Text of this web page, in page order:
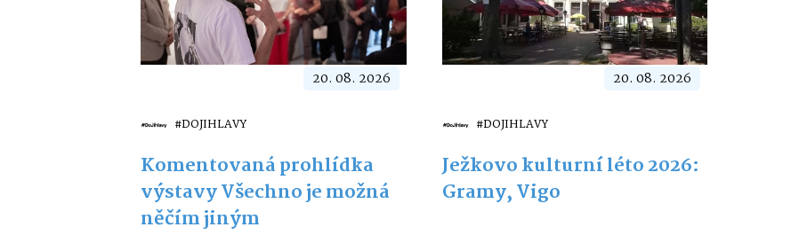
20. 08. 2026
#DOJIHLAVY
Komentovaná prohlídka
výstavy Všechno je možná
něčím jiným
20. 08. 2026
#DOJIHLAVY
Ježkovo kulturní léto 2026:
Gramy, Vigo